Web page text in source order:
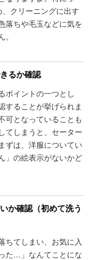
クリーニングに出す
落ちや毛玉などに気を
るか確認
ポイントの一つとし
することが挙げられま
可となっていることも
てしまうと、セーター
ずは、洋服についてい
」の絵表示がないかど
か確認（初めて洗う
ちてしまい、お気に入
た…」なんてことにな